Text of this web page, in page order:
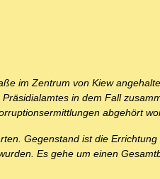
im Zentrum von Kiew
in dem Fall
abgehört
Gegenstand ist die Errichtung
Es gehe um einen